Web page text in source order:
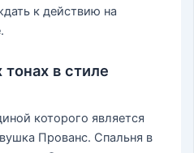
к действию на
в стиле
которого является
Прованс. Спальня в